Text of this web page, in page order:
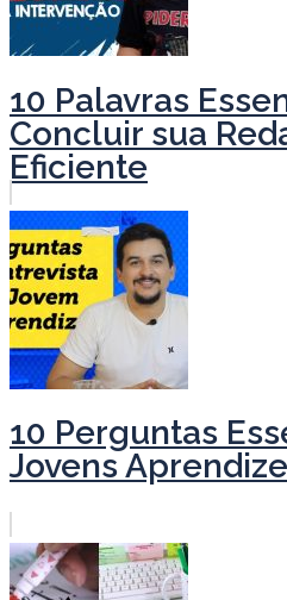
10 Palavras
Concluir sua
Eficiente
10 Perguntas
Jovens